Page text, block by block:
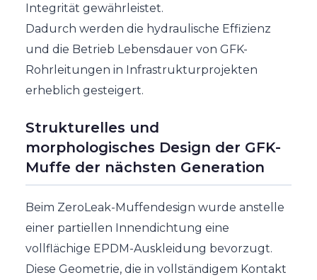
Integrität gewährleistet.
Dadurch werden die hydraulische Effizienz
und die Betrieb Lebensdauer von GFK-
Rohrleitungen in Infrastrukturprojekten
erheblich gesteigert.
Strukturelles und
morphologisches Design der GFK-
Muffe der nächsten Generation
Beim ZeroLeak-Muffendesign wurde anstelle
einer partiellen Innendichtung eine
vollflächige EPDM-Auskleidung bevorzugt.
Diese Geometrie, die in vollständigem Kontakt